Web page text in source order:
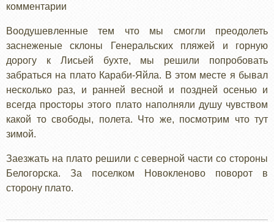
комментарии
Воодушевленные тем что мы смогли преодолеть
заснеженые склоны Генеральских пляжей и горную
дорогу к Лисьей бухте, мы решили попробовать
забраться на плато Караби-Яйла. В этом месте я бывал
несколько раз, и ранней весной и поздней осенью и
всегда просторы этого плато наполняли душу чувством
какой то свободы, полета. Что же, посмотрим что тут
зимой.
Заезжать на плато решили с северной части со стороны
Белогорска. За поселком Новокленово поворот в
сторону плато.